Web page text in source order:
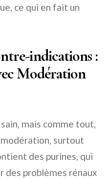
ce qui en fait un
indications :
Modération
mais comme tout,
surtout
des purines, qui
des problèmes rénaux